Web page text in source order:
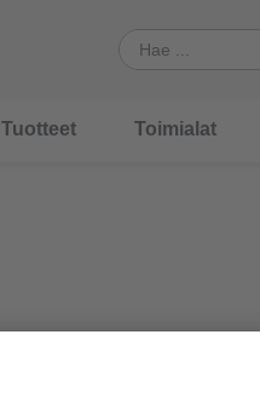
Tuotteet Toimialat